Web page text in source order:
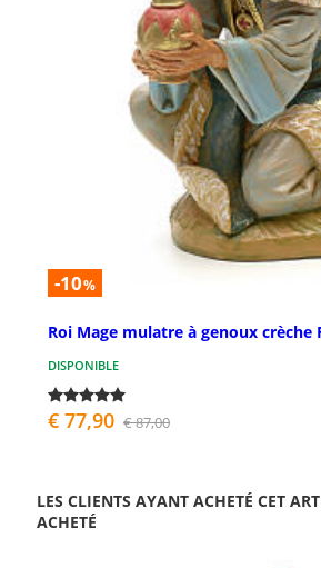
-10%
Roi Mage mulatre à genoux crèche
DISPONIBLE
€ 77,90 € 87,00
LES CLIENTS AYANT ACHETÉ CET
ACHETÉ